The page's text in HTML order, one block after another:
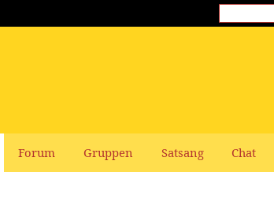
Forum Gruppen Satsang Chat